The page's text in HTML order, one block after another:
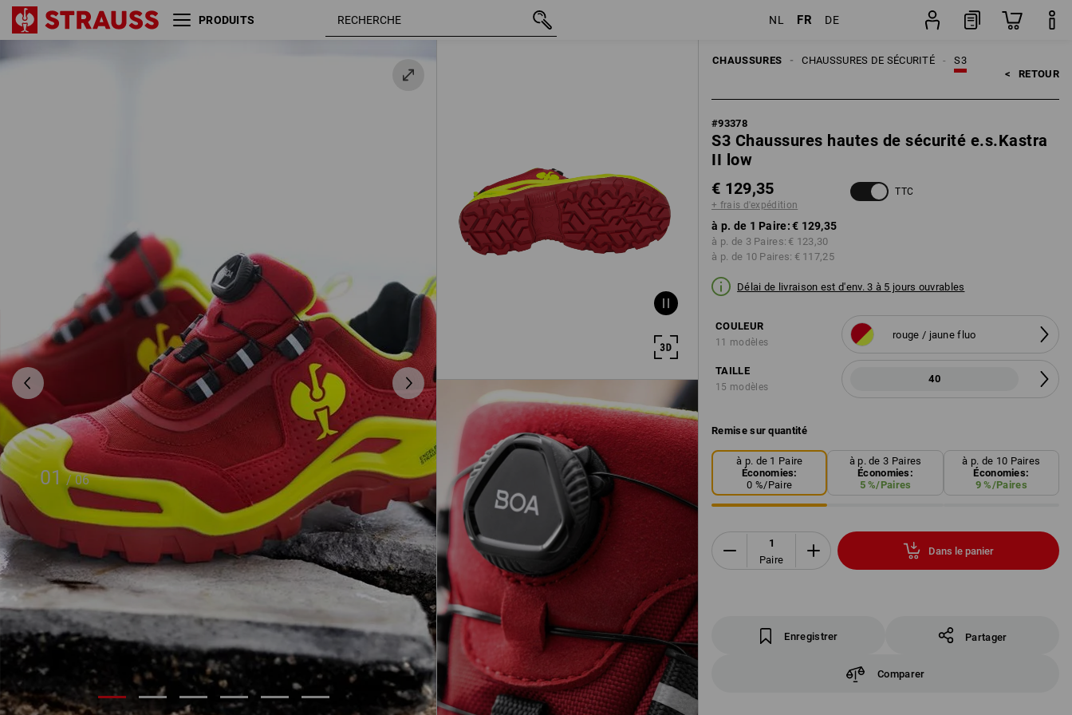
PRODUITS NL FR DE
01 / 06
CHAUSSURES S3
CHAUSSURES DE SÉCURITÉ
< RETOUR
#93378
S3 Chaussures hautes de sécurité e.s.Kastra
II low
€ 129,35
+ frais d'expédition
TTC
à p. de 1 Paire:€ 129,35
à p. de 3 Paires: € 123,30
à p. de 10 Paires: € 117,25
Délai de livraison est d'env. 3 à 5 jours ouvrables
COULEUR
11 modèles
rouge / jaune fluo
TAILLE
15 modèles
40
Remise sur quantité
à p. de 1 Paire
Économies:
0 %/Paire
à p. de 3 Paires
Économies:
5%/Paires
à p. de 10 Paires
Économies:
9 %/Paires
Paire
Dans le panier
Enregistrer Partager
Comparer
S3 Chaussures hautes de
40